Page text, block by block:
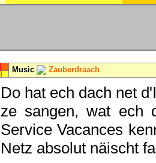
Music Zauberdraach
Do hat ech dach net
ze sangen, wat ech
Service Vacances
Netz absolut näischt